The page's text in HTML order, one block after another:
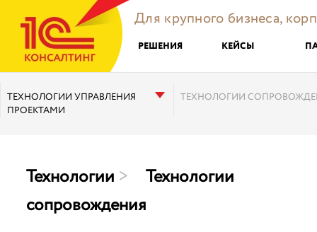
Для крупного бизнеса,
РЕШЕНИЯ КЕЙСЫ
ТЕХНОЛОГИИ УПРАВЛЕНИЯ
ПРОЕКТАМИ
ТЕХНОЛОГИИ
Технологии >
Технологии
сопровождения